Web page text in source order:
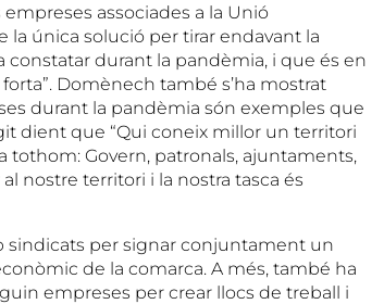
associades a la Unió
única solució per tirar endavant la
constatar durant la pandèmia, i que és en
Domènech també s’ha mostrat
durant la pandèmia són exemples que
dient que “Qui coneix millor un territori
tothom: Govern, patronals, ajuntaments,
nostre territori i la nostra tasca és
sindicats per signar conjuntament un
de la comarca. A més, també ha
empreses per crear llocs de treball i